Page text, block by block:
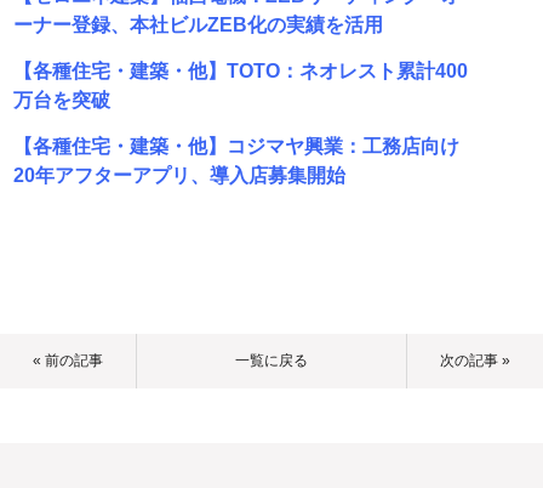
ーナー登録、本社ビルZEB化の実績を活用
【各種住宅・建築・他】TOTO：ネオレスト累計400
万台を突破
【各種住宅・建築・他】コジマヤ興業：工務店向け
20年アフターアプリ、導入店募集開始
« 前の記事 一覧に戻る 次の記事 »